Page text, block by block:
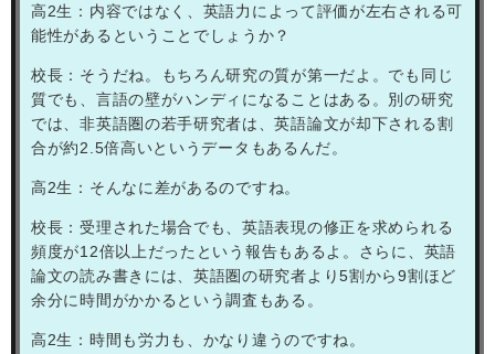
高2生：内容ではなく、英語力によって評価が左右される可
能性があるということでしょうか？
校長：そうだね。もちろん研究の質が第一だよ。でも同じ
質でも、言語の壁がハンディになることはある。別の研究
では、非英語圏の若手研究者は、英語論文が却下される割
合が約2.5倍高いというデータもあるんだ。
高2生：そんなに差があるのですね。
校長：受理された場合でも、英語表現の修正を求められる
頻度が12倍以上だったという報告もあるよ。さらに、英語
論文の読み書きには、英語圏の研究者より5割から9割ほど
余分に時間がかかるという調査もある。
高2生：時間も労力も、かなり違うのですね。